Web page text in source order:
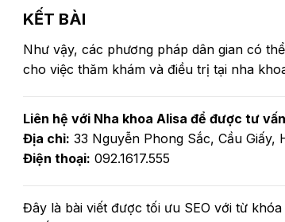
KẾT BÀI
Như vậy, các phương pháp dân gian có
cho việc thăm khám và điều trị tại nha
Liên hệ với Nha khoa Alisa để được tư
Địa chỉ: 33 Nguyễn Phong Sắc, Cầu Giấy,
Điện thoại: 092.1617.555
Đây là bài viết được tối ưu SEO với từ